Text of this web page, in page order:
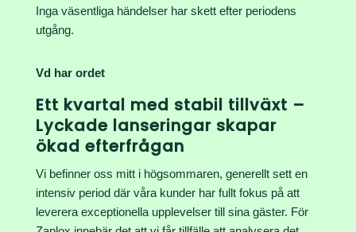
Inga väsentliga händelser har skett efter periodens
utgång.
Vd har ordet
Ett kvartal med stabil tillväxt –
Lyckade lanseringar skapar
ökad efterfrågan
Vi befinner oss mitt i högsommaren, generellt sett en
intensiv period där våra kunder har fullt fokus på att
leverera exceptionella upplevelser till sina gäster. För